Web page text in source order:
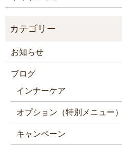
お知らせ
ブログ
インナーケア
オプション（特別メニュー）
キャンペーン